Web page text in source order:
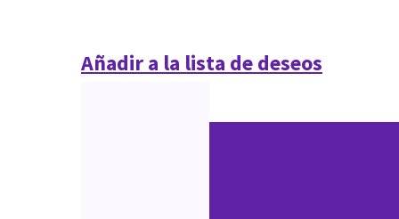
Añadir a la lista de deseos